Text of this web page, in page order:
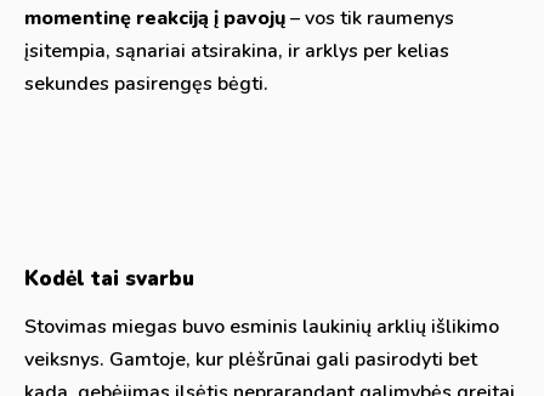
momentinę reakciją į pavojų– vos tik raumenys
įsitempia, sąnariai atsirakina, ir arklys per kelias
sekundes pasirengęs bėgti.
Kodėl tai svarbu
Stovimas miegas buvo esminis laukinių arklių išlikimo
veiksnys. Gamtoje, kur plėšrūnai gali pasirodyti bet